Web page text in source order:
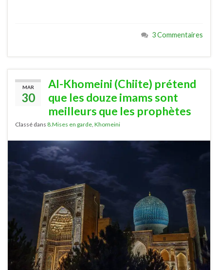
3 Commentaires
MAR
30
Al-Khomeini (Chiite) prétend
que les douze imams sont
meilleurs que les prophètes
Classé dans 8.Mises en garde, Khomeini